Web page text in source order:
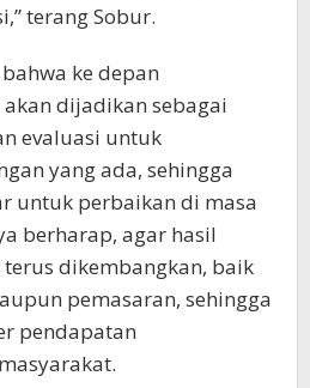
terang Sobur.
ke depan
dijadikan sebagai
evaluasi untuk
yang ada, sehingga
untuk perbaikan di masa
berharap, agar hasil
dikembangkan, baik
pemasaran, sehingga
pendapatan